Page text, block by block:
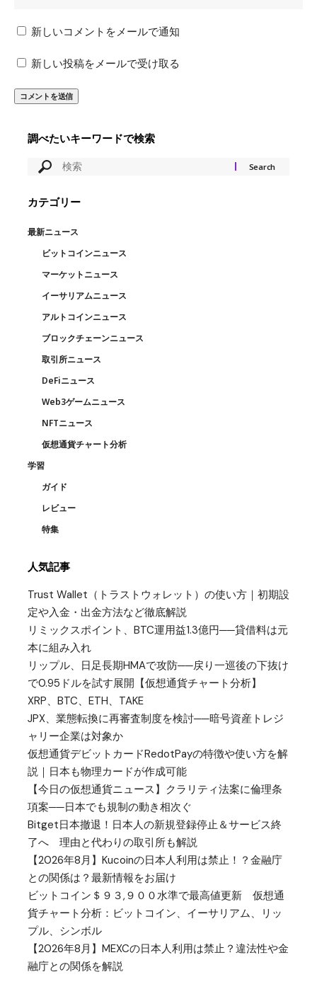
新しいコメントをメールで通知
新しい投稿をメールで受け取る
調べたいキーワードで検索
カテゴリー
最新ニュース
ビットコインニュース
マーケットニュース
イーサリアムニュース
アルトコインニュース
ブロックチェーンニュース
取引所ニュース
DeFiニュース
Web3ゲームニュース
NFTニュース
仮想通貨チャート分析
学習
ガイド
レビュー
特集
人気記事
Trust Wallet（トラストウォレット）の使い方｜初期設
定や入金・出金方法など徹底解説
リミックスポイント、BTC運用益1.3億円──貸借料は元
本に組み入れ
リップル、日足長期HMAで攻防──戻り一巡後の下抜け
で0.95ドルを試す展開【仮想通貨チャート分析】
XRP、BTC、ETH、TAKE
JPX、業態転換に再審査制度を検討──暗号資産トレジ
ャリー企業は対象か
仮想通貨デビットカードRedotPayの特徴や使い方を解
説｜日本も物理カードが作成可能
【今日の仮想通貨ニュース】クラリティ法案に倫理条
項案──日本でも規制の動き相次ぐ
Bitget日本撤退！日本人の新規登録停止＆サービス終
了へ 理由と代わりの取引所も解説
【2026年8月】Kucoinの日本人利用は禁止！？金融庁
との関係は？最新情報をお届け
ビットコイン＄９３,９００水準で最高値更新 仮想通
貨チャート分析：ビットコイン、イーサリアム、リッ
プル、シンボル
【2026年8月】MEXCの日本人利用は禁止？違法性や金
融庁との関係を解説